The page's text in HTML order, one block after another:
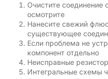
Очистите соединение
осмотрите
Нанесите свежий
существующее
Если проблема не
компонент отдельно
Неисправные
Интегральные схемы